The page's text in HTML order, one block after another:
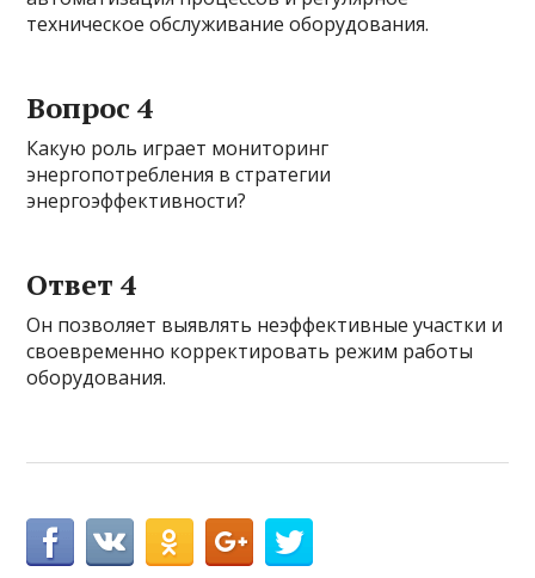
техническое обслуживание оборудования.
Вопрос 4
Какую роль играет мониторинг
энергопотребления в стратегии
энергоэффективности?
Ответ 4
Он позволяет выявлять неэффективные участки и
своевременно корректировать режим работы
оборудования.